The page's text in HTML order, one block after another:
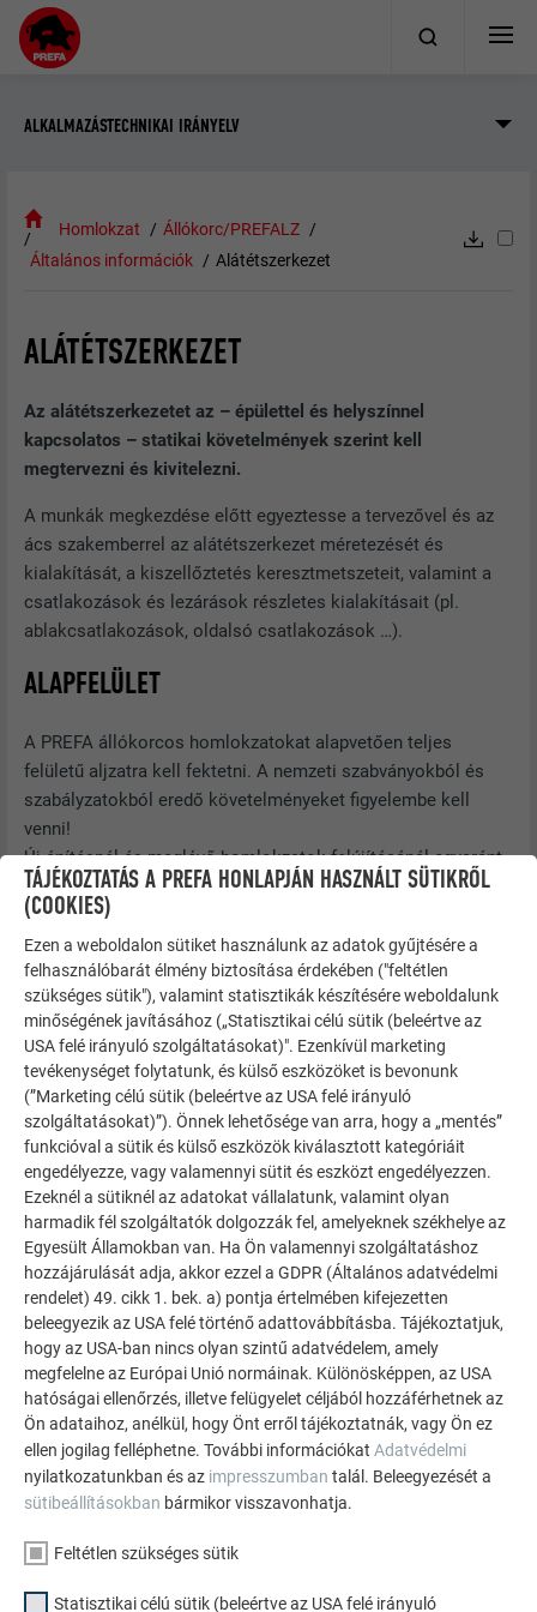
ALKALMAZÁSTECHNIKAI IRÁNYELV
Homlokzat
Állókorc/PREFALZ
Általános információk
Alátétszerkezet
ALÁTÉTSZERKEZET
Az alátétszerkezetet az – épülettel és helyszínnel
kapcsolatos – statikai követelmények szerint kell
megtervezni és kivitelezni.
A munkák megkezdése előtt egyeztesse a tervezővel és az
ács szakemberrel az alátétszerkezet méretezését és
kialakítását, a kiszellőztetés keresztmetszeteit, valamint a
csatlakozások és lezárások részletes kialakításait (pl.
ablakcsatlakozások, oldalsó csatlakozások …).
ALAPFELÜLET
A PREFA állókorcos homlokzatokat alapvetően teljes
felületű aljzatra kell fektetni. A nemzeti szabványokból és
szabályzatokból eredő követelményeket figyelembe kell
venni!
Új építésnél és meglévő homlokzatok felújításánál egyaránt
ügyeljen arra, hogy az aljzat megfeleljen a PREFA állókorcos
homlokzat szakszerű fektetése követelményeinek.
Ellenőrizze az alátétszerkezet helyes kialakítását.
Teljes deszkázat
A nemzeti szabványoktól és szabályzatoktól függetlenül a
PREFA által meghatározott feltételrendszer („minimális
követelmények”) a teljes deszkázatra történő fektetéshez a
következő:
A deszkázat szélessége: 80–160 mm
A deszkázat vastagsága: min. 24 mm (száraz
állapotban min. 22 mm)
A deszka nedvességtartalma: max. 20%
Faalapú lemezek
A nemzeti szabványoktól és szabályzatoktól függetlenül a
PREFA által meghatározott feltételrendszer („minimális
követelmények”) a faalapú lemezekre történő fektetéshez a
következő:
Faalapú lemezek vastagsága: min. 22 mm*
van szükség.
TÁJÉKOZTATÁS A PREFA HONLAPJÁN HASZNÁLT SÜTIKRŐL
(COOKIES)
Ezen a weboldalon sütiket használunk az adatok gyűjtésére a
felhasználóbarát élmény biztosítása érdekében ("feltétlen
szükséges sütik"), valamint statisztikák készítésére weboldalunk
minőségének javításához („Statisztikai célú sütik (beleértve az
USA felé irányuló szolgáltatásokat)". Ezenkívül marketing
tevékenységet folytatunk, és külső eszközöket is bevonunk
(”Marketing célú sütik (beleértve az USA felé irányuló
szolgáltatásokat)”). Önnek lehetősége van arra, hogy a „mentés”
funkcióval a sütik és külső eszközök kiválasztott kategóriáit
engedélyezze, vagy valamennyi sütit és eszközt engedélyezzen.
Ezeknél a sütiknél az adatokat vállalatunk, valamint olyan
harmadik fél szolgáltatók dolgozzák fel, amelyeknek székhelye az
Egyesült Államokban van. Ha Ön valamennyi szolgáltatáshoz
hozzájárulását adja, akkor ezzel a GDPR (Általános adatvédelmi
rendelet) 49. cikk 1. bek. a) pontja értelmében kifejezetten
beleegyezik az USA felé történő adattovábbításba. Tájékoztatjuk,
hogy az USA-ban nincs olyan szintű adatvédelem, amely
megfelelne az Európai Unió normáinak. Különösképpen, az USA
hatóságai ellenőrzés, illetve felügyelet céljából hozzáférhetnek az
Ön adataihoz, anélkül, hogy Önt erről tájékoztatnák, vagy Ön ez
ellen jogilag felléphetne. További információkat Adatvédelmi
nyilatkozatunkban és az impresszumban talál. Beleegyezését a
sütibeállításokban bármikor visszavonhatja.
Feltétlen szükséges sütik
Statisztikai célú sütik (beleértve az USA felé irányuló